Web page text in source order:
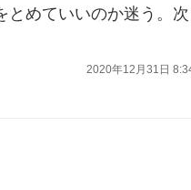
とめていいのか迷う。次
2020年12月31日